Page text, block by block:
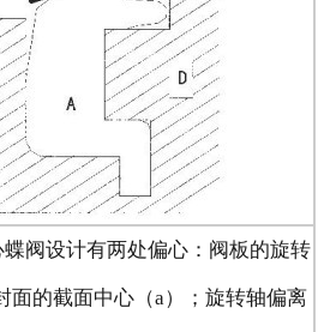
阀设计有两处偏心：阀板的旋转
面的截面中心（a）；旋转轴偏离